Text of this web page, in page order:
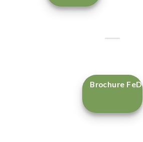
Brochure FeDe